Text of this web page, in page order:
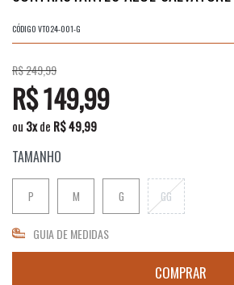
CÓDIGO VT024-001-G
R$ 249,99
R$ 149,99
ou 3xde R$ 49,99
TAMANHO
P M G GG
GUIA DE MEDIDAS